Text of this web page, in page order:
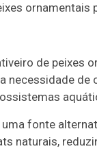
de peixes
necessidade de
fonte
naturais,